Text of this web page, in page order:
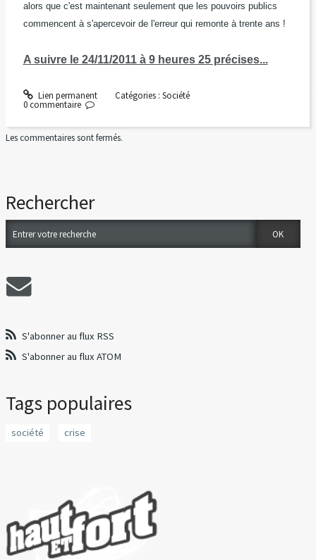
Rechercher
S'abonner au flux RSS
S'abonner au flux ATOM
Tags populaires
société crise
alors que c'est maintenant seulement que les pouvoirs publics
commencent à s'apercevoir de l'erreur qui remonte à trente ans !
A suivre le 24/11/2011 à 9 heures 25 précises...
Lien permanent Catégories : Société
0 commentaire
Les commentaires sont fermés.